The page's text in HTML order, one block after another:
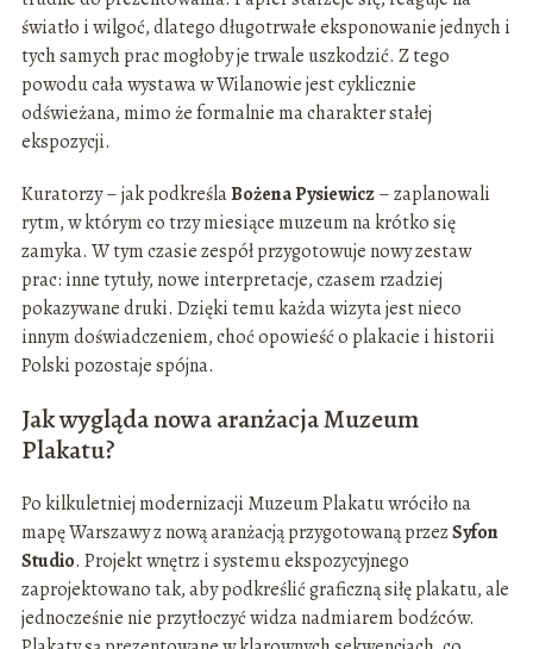
światło i wilgoć, dlatego długotrwałe eksponowanie jednych i
tych samych prac mogłoby je trwale uszkodzić. Z tego
powodu cała wystawa w Wilanowie jest cyklicznie
odświeżana, mimo że formalnie ma charakter stałej
ekspozycji.
Kuratorzy – jak podkreślaBożena Pysiewicz– zaplanowali
rytm, w którym co trzy miesiące muzeum na krótko się
zamyka. W tym czasie zespół przygotowuje nowy zestaw
prac: inne tytuły, nowe interpretacje, czasem rzadziej
pokazywane druki. Dzięki temu każda wizyta jest nieco
innym doświadczeniem, choć opowieść o plakacie i historii
Polski pozostaje spójna.
Jak wygląda nowa aranżacja Muzeum
Plakatu?
Po kilkuletniej modernizacji Muzeum Plakatu wróciło na
mapę Warszawy z nową aranżacją przygotowaną przezSyfon
Studio. Projekt wnętrz i systemu ekspozycyjnego
zaprojektowano tak, aby podkreślić graficzną siłę plakatu, ale
jednocześnie nie przytłoczyć widza nadmiarem bodźców.